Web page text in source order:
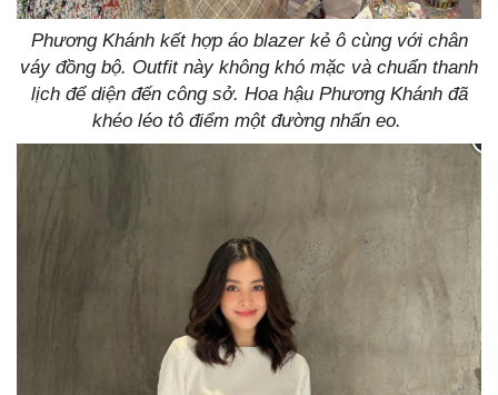
Phương Khánh kết hợp áo blazer kẻ ô cùng với chân
váy đồng bộ. Outfit này không khó mặc và chuẩn thanh
lịch để diện đến công sở. Hoa hậu Phương Khánh đã
khéo léo tô điểm một đường nhấn eo.